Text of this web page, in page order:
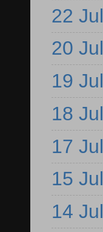
22 Jul
20 Jul
19 Jul
18 Jul
17 Jul
15 Jul
14 Jul